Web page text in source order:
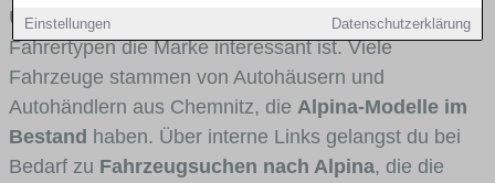
Einstellungen Datenschutzerklärung
Umlandverkehr zu sehen sind und für welche
Fahrertypen die Marke interessant ist. Viele
Fahrzeuge stammen von Autohäusern und
Autohändlern aus Chemnitz, die Alpina-Modelle im
Bestand haben. Über interne Links gelangst du bei
Bedarf zu Fahrzeugsuchen nach Alpina, die die